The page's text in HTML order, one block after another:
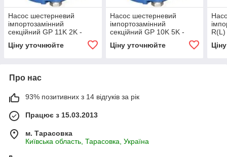
Насос шестерневий
імпортозамінний
секційний GP 11K 2K -
Ціну уточнюйте
Насос шестерневий
імпортозамінний
секційний GP 10K 5K -
Ціну уточнюйте
R(L)
Про нас
93% позитивних з 14 відгуків за рік
Працює з 15.03.2013
м. Тарасовка
Київська область, Тарасовка, Україна